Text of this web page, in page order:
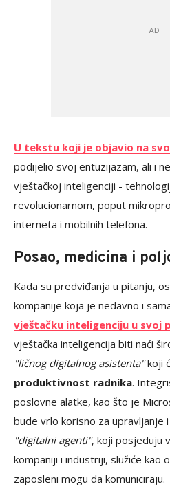
U tekstu koji je objavio na
podijelio svoj entuzijazam, ali i
vještačkoj inteligenciji -
revolucionarnom, poput
interneta i mobilnih telefona.
Posao, medicina i
Kada su predviđanja u pitanju,
kompanije koja je nedavno i
vještačku inteligenciju u svoj
vještačka inteligencija biti naći
"ličnog digitalnog asistenta"koji
produktivnost radnika.
poslovne alatke, kao što je
bude vrlo korisno za upravljanje
"digitalni agenti", koji posjeduju
kompaniji i industriji, služiće kao
zaposleni mogu da komuniciraju.